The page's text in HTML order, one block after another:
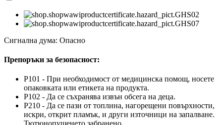
Сигнална дума: Опасно
Препоръки за безопасност:
P101 - При необходимост от медицинска помощ, носете
опаковката или етикета на продукта.
P102 - Да се съхранява извън обсега на деца.
P210 - Да се пази от топлина, нагорещени повърхности,
искри, открит пламък, и други източници на запалване.